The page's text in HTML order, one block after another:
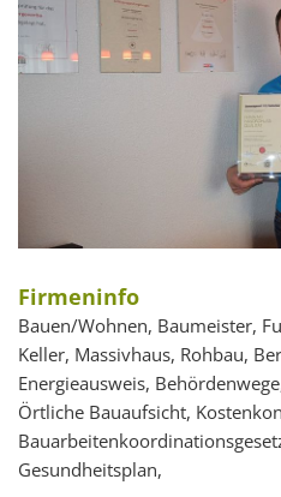
Firmeninfo
Bauen/Wohnen, Baumeister,
Keller, Massivhaus, Rohbau,
Energieausweis,
Örtliche Bauaufsicht,
Gesundheitsplan,